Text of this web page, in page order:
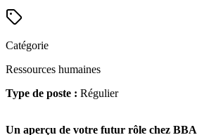
Catégorie
Ressources humaines
Type de poste : Régulier
Un aperçu de votre futur rôle chez BBA